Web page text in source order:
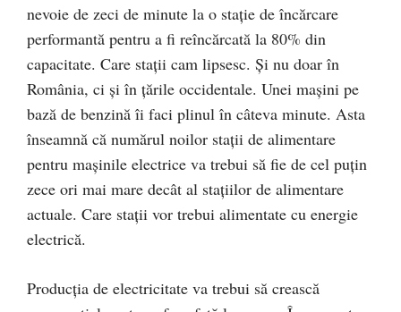
nevoie de zeci de minute la o stație de încărcare
performantă pentru a fi reîncărcată la 80% din
capacitate. Care stații cam lipsesc. Și nu doar în
România, ci și în țările occidentale. Unei mașini pe
bază de benzină îi faci plinul în câteva minute. Asta
înseamnă că numărul noilor stații de alimentare
pentru mașinile electrice va trebui să fie de cel puțin
zece ori mai mare decât al stațiilor de alimentare
actuale. Care stații vor trebui alimentate cu energie
electrică.
Producția de electricitate va trebui să crească